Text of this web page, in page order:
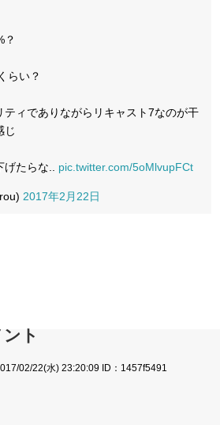
？
らい？
ティでありながらリキャスト7なのが干
じ
たらな.. pic.twitter.com/5oMlvupFCt
2017年2月22日
ト
02/22(水) 23:20:09 ID：1457f5491